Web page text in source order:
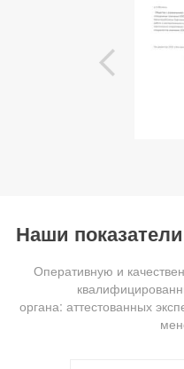
Наши
Оперативную и
органа: аттестованных